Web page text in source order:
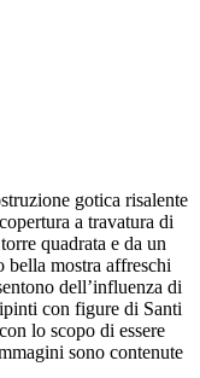
gotica risalente
a travatura di
quadrata e da un
bella mostra affreschi
dell’influenza di
con figure di Santi
lo scopo di essere
sono contenute